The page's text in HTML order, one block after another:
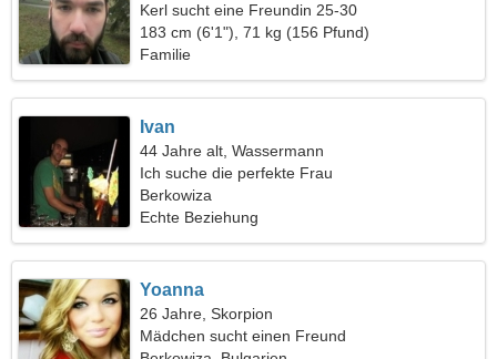
Kerl sucht eine Freundin 25-30
183 cm (6'1"), 71 kg (156 Pfund)
Familie
Ivan
44 Jahre alt, Wassermann
Ich suche die perfekte Frau
Berkowiza
Echte Beziehung
Yoanna
26 Jahre, Skorpion
Mädchen sucht einen Freund